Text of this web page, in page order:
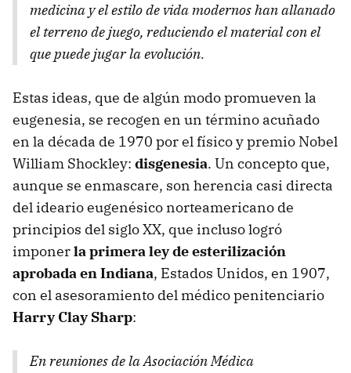
medicina y el estilo de vida modernos han allanado
el terreno de juego, reduciendo el material con el
que puede jugar la evolución.
Estas ideas, que de algún modo promueven la
eugenesia, se recogen en un término acuñado
en la década de 1970 por el físico y premio Nobel
William Shockley: disgenesia. Un concepto que,
aunque se enmascare, son herencia casi directa
del ideario eugenésico norteamericano de
principios del siglo XX, que incluso logró
imponerla primera ley de esterilización
aprobada en Indiana, Estados Unidos, en 1907,
con el asesoramiento del médico penitenciario
Harry Clay Sharp:
En reuniones de la Asociación Médica